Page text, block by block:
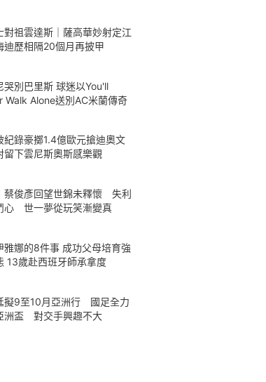
對祖雲達斯｜薩高華妙射定江
歷相隔20個月再披甲
哭別巴里斯 球迷以You'll
Walk Alone送別AC米蘭傳奇
紀錄豪擲1.4億歐元搶迪奧文
下雲尼斯奧斯感樂觀
蔡俊彥回望世錦未釋懷 失利
心 世一夢從玩笑漸變真
雅娜的8件事 成功父母培育強
13歲赴西班牙師承拿度
擬9至10月亞洲行 國足全力
洲盃 對交手興趣不大